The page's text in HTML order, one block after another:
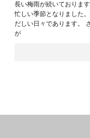
長い梅雨が続いておりま
忙しい季節となりました
だしい日々であります。
が